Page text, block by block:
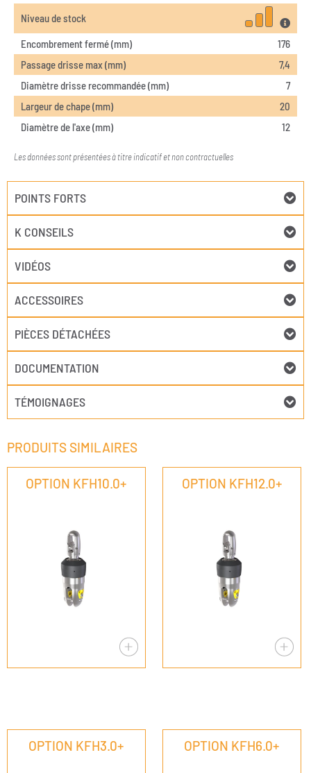
Niveau de stock
Encombrement fermé (mm)
176
Passage drisse max (mm)
7,4
Diamètre drisse recommandée (mm)
7
Largeur de chape (mm)
20
Diamètre de l'axe (mm)
12
Les données sont présentées à titre indicatif et non contractuelles
POINTS FORTS
K CONSEILS
VIDÉOS
ACCESSOIRES
PIÈCES DÉTACHÉES
DOCUMENTATION
TÉMOIGNAGES
PRODUITS SIMILAIRES
OPTION KFH10.0+ OPTION KFH12.0+
OPTION KFH3.0+ OPTION KFH6.0+